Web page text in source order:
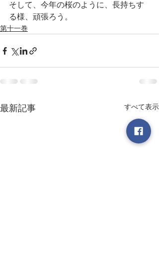
そして、今年の桜のように、長持ちす
る様、頑張ろう。
第十一巻
最新記事 すべて表示